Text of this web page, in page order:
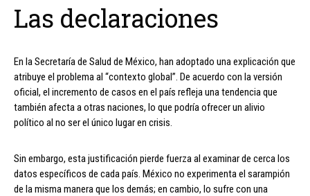
Las declaraciones
En la Secretaría de Salud de México, han adoptado una explicación que
atribuye el problema al “contexto global”. De acuerdo con la versión
oficial, el incremento de casos en el país refleja una tendencia que
también afecta a otras naciones, lo que podría ofrecer un alivio
político al no ser el único lugar en crisis.
Sin embargo, esta justificación pierde fuerza al examinar de cerca los
datos específicos de cada país. México no experimenta el sarampión
de la misma manera que los demás; en cambio, lo sufre con una